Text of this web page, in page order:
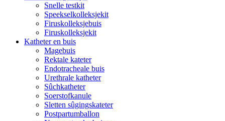
Snelle testkit
Speekselkolleksjekit
Firuskolleksjebuis
Firuskolleksjekit
Katheter en buis
Magebuis
Rektale kateter
Endotracheale buis
Urethrale katheter
Sûchkatheter
Soerstofkanule
Sletten sûgingskateter
Postpartumballon